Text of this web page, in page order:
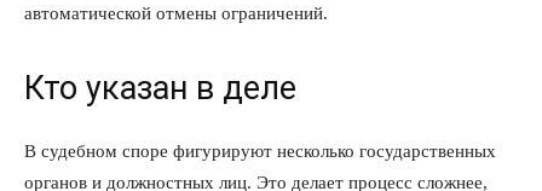
автоматической отмены ограничений.
Кто указан в деле
В судебном споре фигурируют несколько государственных
органов и должностных лиц. Это делает процесс сложнее,